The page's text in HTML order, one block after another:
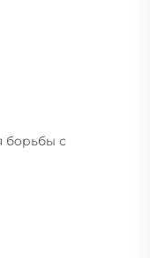
борьбы с